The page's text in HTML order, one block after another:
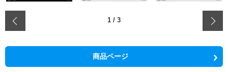
1 / 3
商品ページ